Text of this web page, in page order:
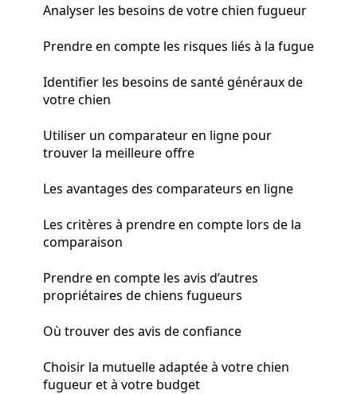
Analyser les besoins de votre chien fugueur
Prendre en compte les risques liés à la fugue
Identifier les besoins de santé généraux de
votre chien
Utiliser un comparateur en ligne pour
trouver la meilleure offre
Les avantages des comparateurs en ligne
Les critères à prendre en compte lors de la
comparaison
Prendre en compte les avis d’autres
propriétaires de chiens fugueurs
Où trouver des avis de confiance
Choisir la mutuelle adaptée à votre chien
fugueur et à votre budget